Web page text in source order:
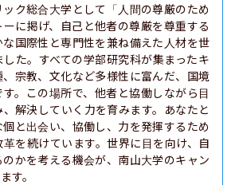
ク総合大学として「人間の尊厳のため
に掲げ、自己と他者の尊厳を尊重する
国際性と専門性を兼ね備えた人材を世
た。すべての学部研究科が集まったキ
宗教、文化など多様性に富んだ、国境
。この場所で、他者と協働しながら目
解決していく力を育みます。あなたと
と出会い、協働し、力を発揮するため
を続けています。世界に目を向け、自
かを考える機会が、南山大学のキャン
す。